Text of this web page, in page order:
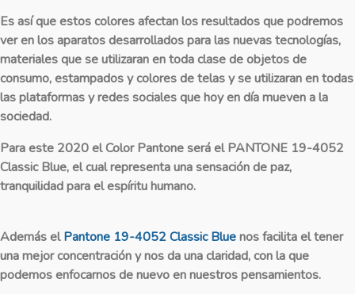
Es así que estos colores afectan los resultados que podremos
ver en los aparatos desarrollados para las nuevas tecnologías,
materiales que se utilizaran en toda clase de objetos de
consumo, estampados y colores de telas y se utilizaran en todas
las plataformas y redes sociales que hoy en día mueven a la
sociedad.
Para este 2020 el Color Pantone será el PANTONE 19-4052
Classic Blue, el cual representa una sensación de paz,
tranquilidad para el espíritu humano.
Además elPantone 19-4052 Classic Bluenos facilita el tener
una mejor concentración y nos da una claridad, con la que
podemos enfocarnos de nuevo en nuestros pensamientos.